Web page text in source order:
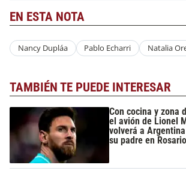
EN ESTA NOTA
Nancy Dupláa Pablo Echarri Natalia
TAMBIÉN TE PUEDE INTERESAR
Con cocina y zona
el avión de Lionel
volverá a
su padre en Rosario